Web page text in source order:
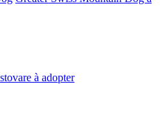
à adopter